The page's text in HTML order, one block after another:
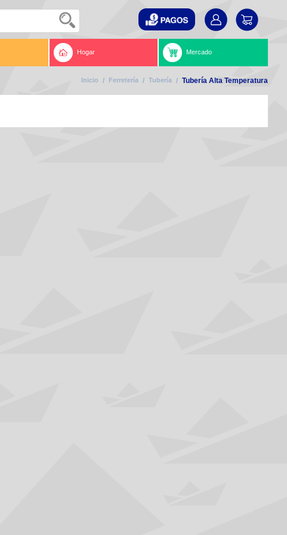
Hogar Mercado
Inicio / Ferretería / Tubería / Tubería Alta Temperatura